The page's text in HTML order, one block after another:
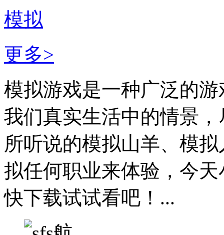
模拟
更多>
模拟游戏是一种广泛的
我们真实生活中的情景
所听说的模拟山羊、模
拟任何职业来体验，今
快下载试试看吧！...